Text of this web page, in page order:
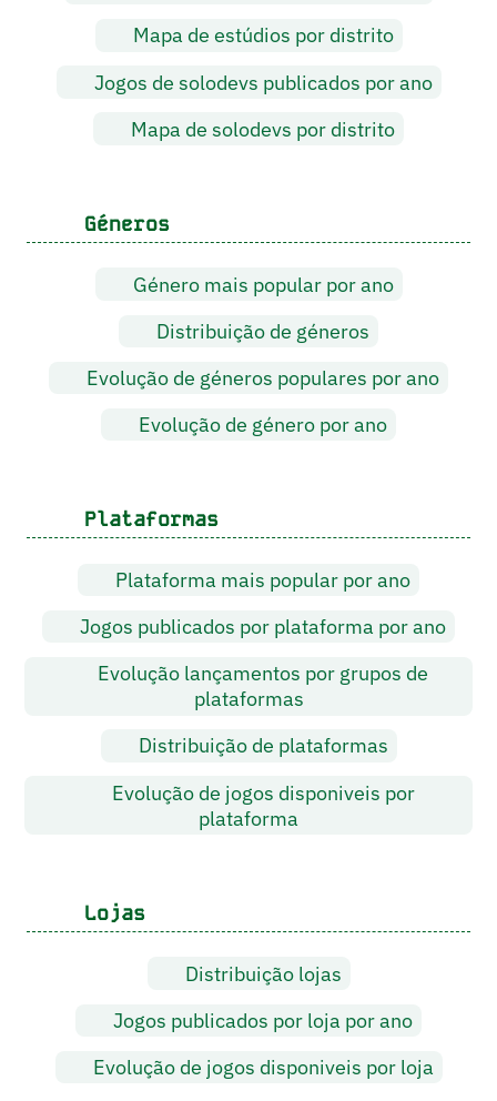
Mapa de estúdios por distrito
Jogos de solodevs publicados por ano
Mapa de solodevs por distrito
Géneros
Género mais popular por ano
Distribuição de géneros
Evolução de géneros populares por ano
Evolução de género por ano
Plataformas
Plataforma mais popular por ano
Jogos publicados por plataforma por ano
Evolução lançamentos por grupos de
plataformas
Distribuição de plataformas
Evolução de jogos disponiveis por
plataforma
Lojas
Distribuição lojas
Jogos publicados por loja por ano
Evolução de jogos disponiveis por loja